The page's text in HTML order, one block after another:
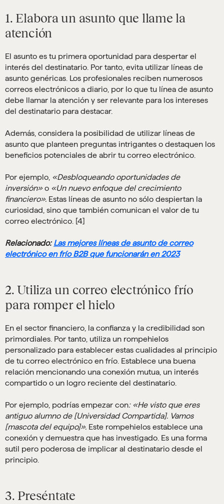
1. Elabora un asunto que llame la
atención
El asunto es tu primera oportunidad para despertar el
interés del destinatario. Por tanto, evita utilizar líneas de
asunto genéricas. Los profesionales reciben numerosos
correos electrónicos a diario, por lo que tu línea de asunto
debe llamar la atención y ser relevante para los intereses
del destinatario para destacar.
Además, considera la posibilidad de utilizar líneas de
asunto que planteen preguntas intrigantes o destaquen los
beneficios potenciales de abrir tu correo electrónico.
Por ejemplo, «Desbloqueando oportunidades de
inversión»o «Un nuevo enfoque del crecimiento
financiero». Estas líneas de asunto no sólo despiertan la
curiosidad, sino que también comunican el valor de tu
correo electrónico. [4]
Relacionado: Las mejores líneas de asunto de correo
electrónico en frío B2B que funcionarán en 2023
2. Utiliza un correo electrónico frío
para romper el hielo
En el sector financiero, la confianza y la credibilidad son
primordiales. Por tanto, utiliza un rompehielos
personalizado para establecer estas cualidades al principio
de tu correo electrónico en frío. Establece una buena
relación mencionando una conexión mutua, un interés
compartido o un logro reciente del destinatario.
Por ejemplo, podrías empezar con: «He visto que eres
antiguo alumno de [Universidad Compartida]. Vamos
[mascota del equipo]». Este rompehielos establece una
conexión y demuestra que has investigado. Es una forma
sutil pero poderosa de implicar al destinatario desde el
principio.
3. Preséntate